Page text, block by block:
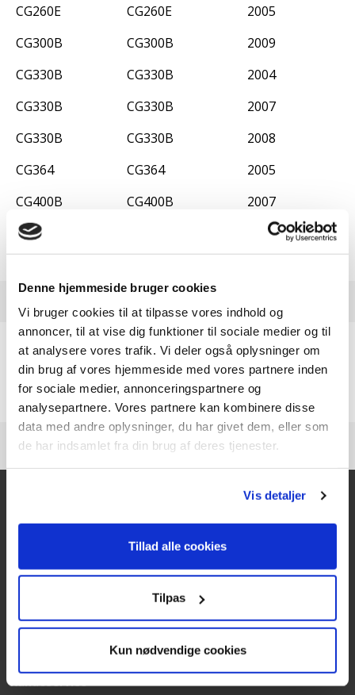
Denne hjemmeside bruger cookies
Vi bruger cookies til at tilpasse vores indhold og
annoncer, til at vise dig funktioner til sociale medier og til
at analysere vores trafik. Vi deler også oplysninger om
din brug af vores hjemmeside med vores partnere inden
for sociale medier, annonceringspartnere og
analysepartnere. Vores partnere kan kombinere disse
data med andre oplysninger, du har givet dem, eller som
de har indsamlet fra din brug af deres tjenester.
Vis detaljer
Tillad alle cookies
Tilpas
Kun nødvendige cookies
CG260E
CG300B
CG330B
CG330B
CG330B
CG364
CG400B
CG430B
CG260E
CG300B
CG330B
CG330B
CG330B
CG364
CG400B
2005
2009
2004
2007
2008
2005
2007
2004
Brug for hjælp?
63 95 55 55
Kontakt
Kundeservice